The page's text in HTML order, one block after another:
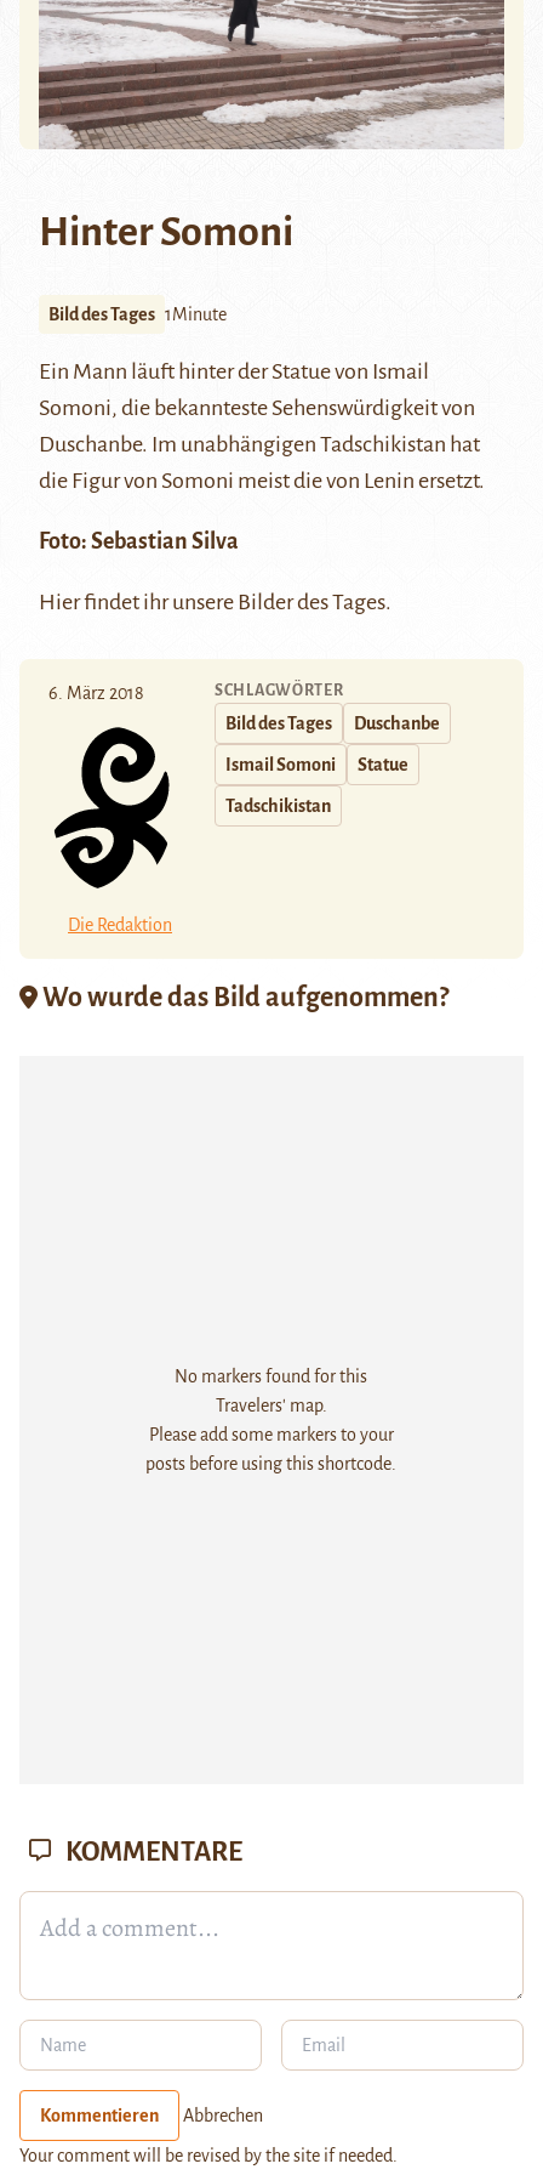
Hinter Somoni
Bild des Tages 1Minute
Ein Mann läuft hinter der Statue von Ismail
Somoni, die bekannteste Sehenswürdigkeit von
Duschanbe. Im unabhängigen Tadschikistan hat
die Figur von Somoni meist die von Lenin ersetzt.
Foto: Sebastian Silva
Hierfindet ihr unsere Bilder des Tages.
6. März 2018
Die Redaktion
SCHLAGWÖRTER
Bild des Tages Duschanbe
Ismail Somoni Statue
Tadschikistan
Wo wurde das Bild aufgenommen?
No markers found for this
Travelers' map.
Please add some markers to your
posts before using this shortcode.
KOMMENTARE
Kommentieren Abbrechen
Your comment will be revised by the site if needed.